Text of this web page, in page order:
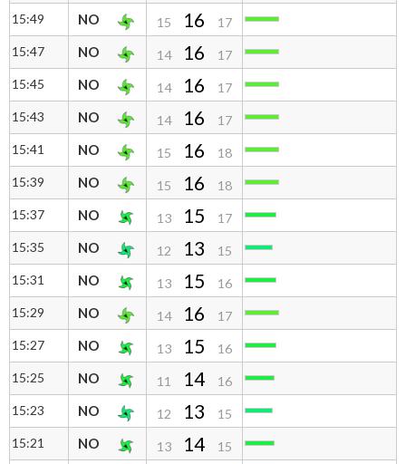
15:49
NO 15 16
17
15:47
NO 14 16
17
15:45
NO 14 16
17
15:43
NO 14 16
17
15:41
NO 15 16
18
15:39
NO 15 16
18
15:37
NO 13 15
17
15:35
NO 12 13
15
15:31
NO 13 15
16
15:29
NO 14 16
17
15:27
NO 13 15
16
15:25
NO 11 14
16
15:23
NO 12 13
15
15:21
NO 13 14
15